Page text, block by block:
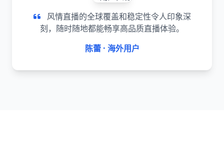
风情直播的全球覆盖和稳定性令人印象深
刻，随时随地都能畅享高品质直播体验。
陈蕾 · 海外用户